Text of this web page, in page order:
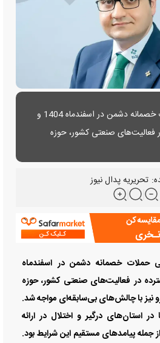
پدال نیوز: در پی حملات خصمانه دشمن در اسفندماه 1404 و
فعالیت‌های صنعتی کشور، حوزه
تحریریه پدال نیوز
حملات خصمانه دشمن در اسفندماه
گسترده در فعالیت‌های صنعتی کشور، حوزه
با چالش‌های بی‌سابقه‌ای مواجه شد.
استان‌های درگیر و اختلال در ارائه
جمله پیامد‌های مستقیم این شرایط بود.